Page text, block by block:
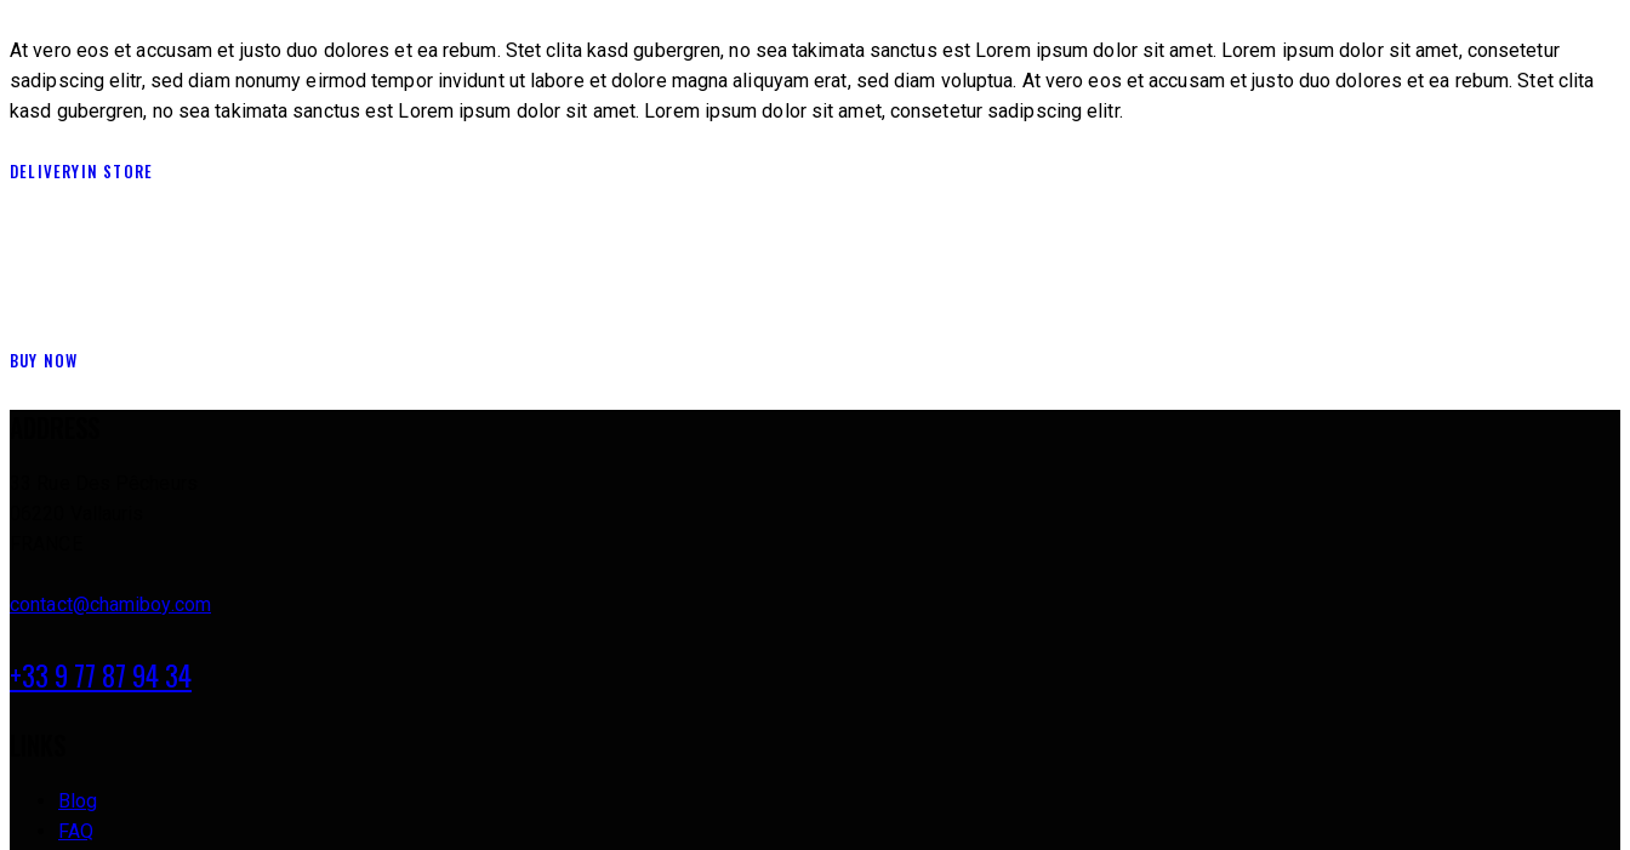
At vero eos et accusam et justo duo dolores et ea rebum. Stet clita kasd gubergren, no sea takimata sanctus est Lorem ipsum dolor sit amet. Lorem ipsum dolor sit amet, consetetur
sadipscing elitr, sed diam nonumy eirmod tempor invidunt ut labore et dolore magna aliquyam erat, sed diam voluptua. At vero eos et accusam et justo duo dolores et ea rebum. Stet clita
kasd gubergren, no sea takimata sanctus est Lorem ipsum dolor sit amet. Lorem ipsum dolor sit amet, consetetur sadipscing elitr.
DELIVERYIN STORE
BUY NOW
contact@chamiboy.com
+33 9 77 87 94 34
Blog
FAQ